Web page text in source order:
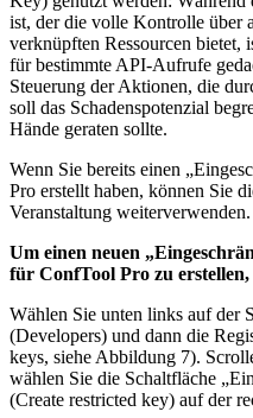
ist, der die volle Kontrolle über
verknüpften Ressourcen bietet,
für bestimmte API-Aufrufe
Steuerung der Aktionen, die
soll das Schadenspotenzial
Hände geraten sollte.
Wenn Sie bereits einen
Pro erstellt haben, können Sie
Veranstaltung weiterverwenden.
Um einen neuen
für ConfTool Pro zu
Wählen Sie unten links auf der
(Developers) und dann die
keys, siehe Abbildung 7).
wählen Sie die Schaltfläche
(Create restricted key) auf der